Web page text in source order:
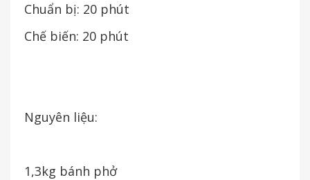
Chuẩn bị: 20 phút
Chế biến: 20 phút
Nguyên liệu:
1,3kg bánh phở